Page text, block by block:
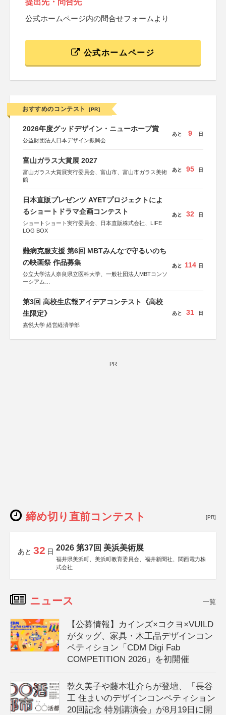
提出先・問合先
公式ホームページ内の問合せフォームより
公式ホームページ
おすすめのコンテスト [PR]
2026年度グッドデザイン・ニューホープ賞
公益財団法人日本デザイン振興会
あと 9 日
富山ガラス大賞展 2027
富山ガラス大賞展実行委員会、富山市、富山市ガラス美術
館
あと 95 日
日本直販プレゼンツ AYETプロジェクトによ
るショートドラマ企画コンテスト
ショートショート実行委員会、日本直販株式会社、LIFE
LOG BOX
あと 32 日
難病克服支援 第6回 MBTみんなで守るいのち
の映画祭 作品募集
公立大学法人奈良県立医科大学、一般社団法人MBTコンソ
ーシアム
協力：読売新聞社
後援：厚生労働省
文部科学省
日本経済団体連合会
あと 114 日
第3回 高校生広報アイデアコンテスト《高校
生限定》
嘉悦大学 経営経済学部
あと 31 日
PR
締め切り直前コンテスト [PR]
あと 32 日 2026 第37回 美浜美術展
福井県美浜町、美浜町教育委員会、福井新聞社、関西電力株
式会社
ニュース 一覧
【公募情報】カインズ×コクヨ×VUILD
がタッグ、家具・木工品デザインコン
ペティション「CDM Digi Fab
COMPETITION 2026」を初開催
乾久美子や藤本壮介らが登壇、「長谷
工 住まいのデザインコンペティション
20回記念 特別講演会」が8月19日に開